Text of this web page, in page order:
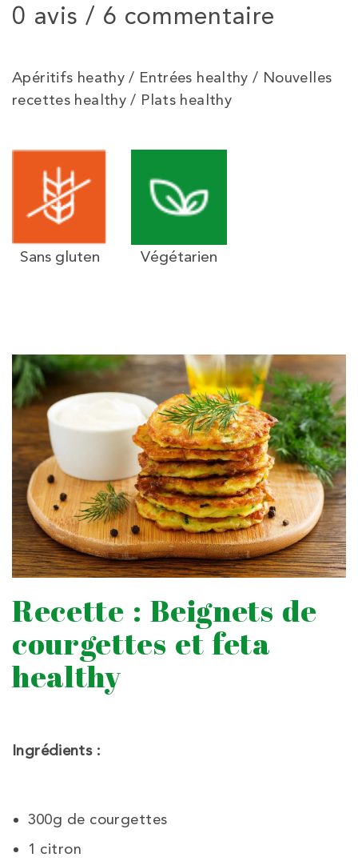
0 avis / 6 commentaire
Apéritifs heathy / Entrées healthy / Nouvelles
recettes healthy / Plats healthy
Sans gluten Végétarien
Recette : Beignets de
courgettes et feta
healthy
Ingrédients :
300g de courgettes
1 citron